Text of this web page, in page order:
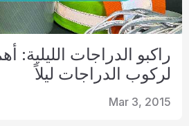
راكبو الدراجات الليلية:
لركوب الدراجات ليلاً
Mar 3, 2015